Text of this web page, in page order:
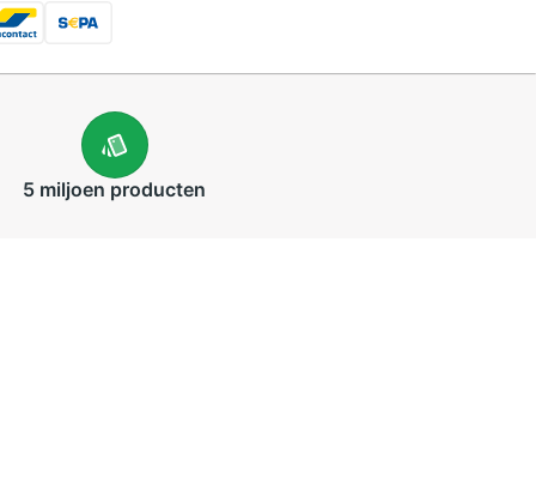
5 miljoen producten